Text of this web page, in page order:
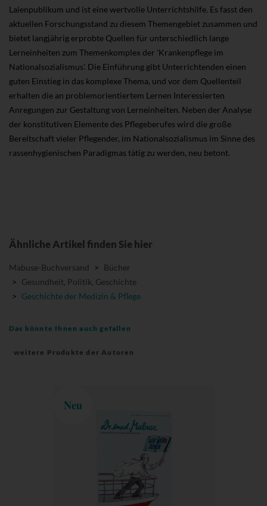
Laienpublikum und ist eine wertvolle Unterrichtshilfe. Es fasst den
aktuellen Forschungsstand zu diesem Themengebiet zusammen und
bietet langjährig erprobte Quellen für unterschiedlich lange
Lerneinheiten zum Themenkomplex der 'Krankenpflege im
Nationalsozialismus'. Die Einführung gibt Unterrichtenden einen
guten Einstieg in das komplexe Thema, und vor dem Quellenteil
erhalten die an problemorientiertem Lernen Interessierten
Anregungen zur Gestaltung von Lerneinheiten. Neben der Analyse
der konstitutiven Elemente des Pflegeberufes wird die große
Bereitschaft vieler Pflegender, im Nationalsozialismus im Sinne des
rassenhygienischen Paradigmas tätig zu werden, neu betont.
Ähnliche Artikel finden Sie hier
Mabuse-Buchversand > Bücher
> Gesundheit, Politik, Geschichte
> Geschichte der Medizin & Pflege
Das könnte Ihnen auch gefallen
weitere Produkte der Autoren
Neu